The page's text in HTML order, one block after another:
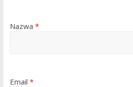
Nazwa *
Email *